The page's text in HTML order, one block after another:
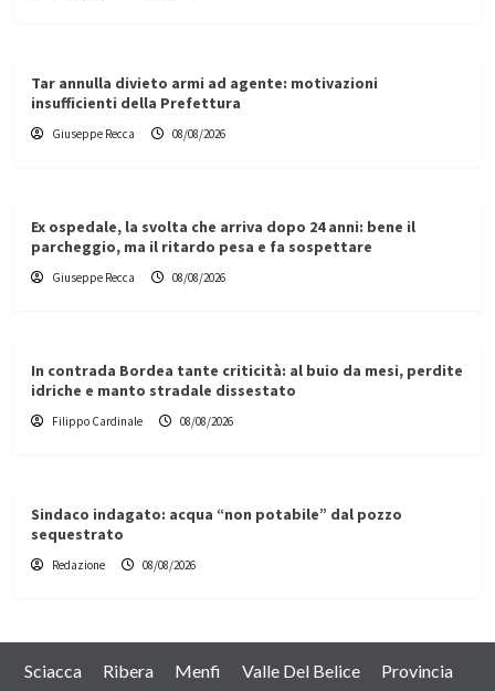
Tar annulla divieto armi ad agente: motivazioni
insufficienti della Prefettura
Giuseppe Recca 08/08/2026
Ex ospedale, la svolta che arriva dopo 24 anni: bene il
parcheggio, ma il ritardo pesa e fa sospettare
Giuseppe Recca 08/08/2026
In contrada Bordea tante criticità: al buio da mesi, perdite
idriche e manto stradale dissestato
Filippo Cardinale 08/08/2026
Sindaco indagato: acqua “non potabile” dal pozzo
sequestrato
Redazione 08/08/2026
Sciacca Ribera Menfi Valle Del Belice
Provincia